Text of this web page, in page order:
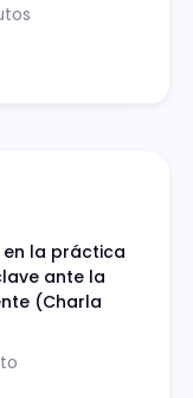
en la práctica
ante la
(Charla